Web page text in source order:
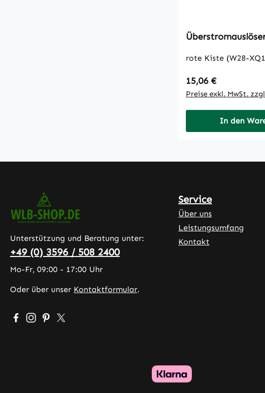
rote Kiste (W28-
Regulärer Preis:
15,06 €
Preise exkl. MwSt.
In den
Unterstützung und Beratung unter:
+49 (0) 3596 / 508 2400
Mo-Fr, 09:00 - 17:00 Uhr
Oder über unser Kontaktformular.
Besuche uns auf Facebook – öffnet in neuem Tab (externer Link)
Schau auf Instagram vorbei – öffnet in neuem Tab (externer
Lass dich auf Pinterest inspirieren – öffnet in neuem Tab
Folge uns auf X – öffnet in neuem Tab (externer Link)
Service
Über uns
Leistungsumfang
Kontakt